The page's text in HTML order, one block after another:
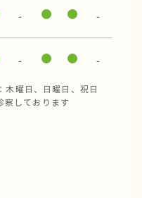
- -
- -
曜日、日曜日、祝日
しております